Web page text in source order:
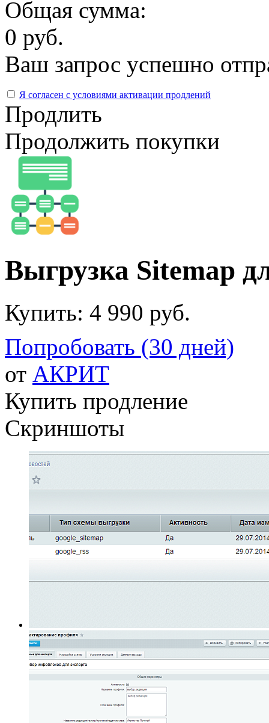
Общая сумма:
0 руб.
Ваш запрос успешно
Я согласен с условиями активации продлений
Продлить
Продолжить покупки
Выгрузка Sitemap
Купить: 4 990 руб.
Попробовать (30 дней)
от АКРИТ
Купить продление
Скриншоты